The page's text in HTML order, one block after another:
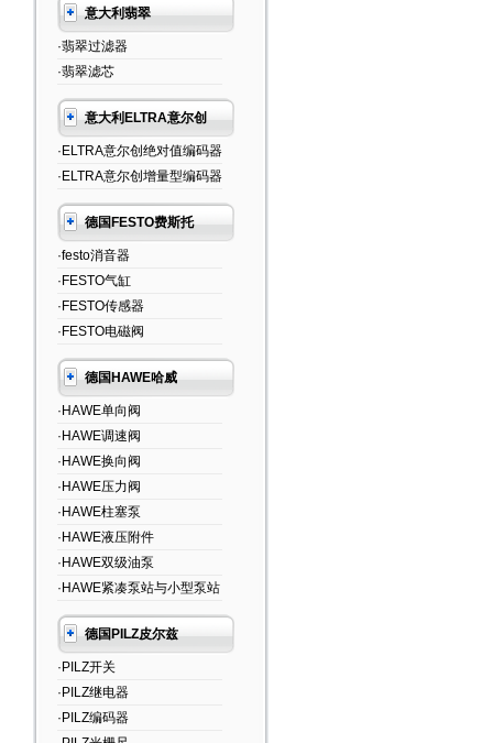
意大利翡翠
·翡翠过滤器
·翡翠滤芯
意大利ELTRA意尔创
·ELTRA意尔创绝对值编码器
·ELTRA意尔创增量型编码器
德国FESTO费斯托
·festo消音器
·FESTO气缸
·FESTO传感器
·FESTO电磁阀
德国HAWE哈威
·HAWE单向阀
·HAWE调速阀
·HAWE换向阀
·HAWE压力阀
·HAWE柱塞泵
·HAWE液压附件
·HAWE双级油泵
·HAWE紧凑泵站与小型泵站
德国PILZ皮尔兹
·PILZ开关
·PILZ继电器
·PILZ编码器